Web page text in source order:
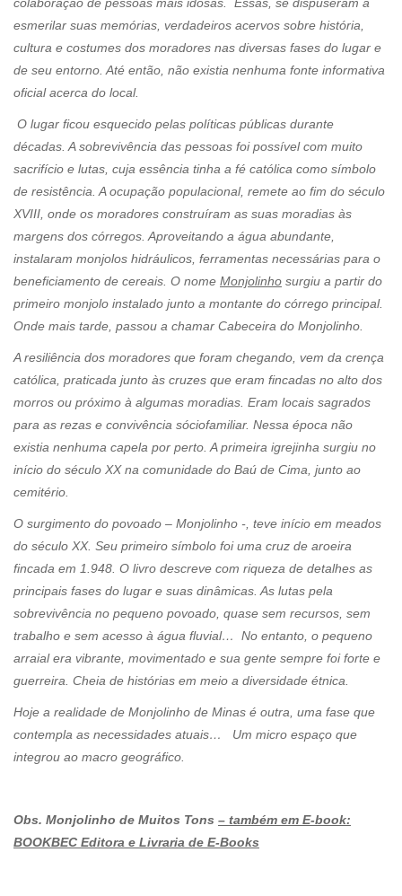
esmerilar suas memórias, verdadeiros acervos sobre história,
cultura e costumes dos moradores nas diversas fases do lugar e
de seu entorno. Até então, não existia nenhuma fonte informativa
oficial acerca do local.
O lugar ficou esquecido pelas políticas públicas durante
décadas. A sobrevivência das pessoas foi possível com muito
sacrifício e lutas, cuja essência tinha a fé católica como símbolo
de resistência. A ocupação populacional, remete ao fim do século
XVIII, onde os moradores construíram as suas moradias às
margens dos córregos. Aproveitando a água abundante,
instalaram monjolos hidráulicos, ferramentas necessárias para o
beneficiamento de cereais. O nome Monjolinho surgiu a partir do
primeiro monjolo instalado junto a montante do córrego principal.
Onde mais tarde, passou a chamar Cabeceira do Monjolinho.
A resiliência dos moradores que foram chegando, vem da crença
católica, praticada junto às cruzes que eram fincadas no alto dos
morros ou próximo à algumas moradias. Eram locais sagrados
para as rezas e convivência sóciofamiliar. Nessa época não
existia nenhuma capela por perto. A primeira igrejinha surgiu no
início do século XX na comunidade do Baú de Cima, junto ao
cemitério.
O surgimento do povoado – Monjolinho -, teve início em meados
do século XX. Seu primeiro símbolo foi uma cruz de aroeira
fincada em 1.948. O livro descreve com riqueza de detalhes as
principais fases do lugar e suas dinâmicas. As lutas pela
sobrevivência no pequeno povoado, quase sem recursos, sem
trabalho e sem acesso à água fluvial… No entanto, o pequeno
arraial era vibrante, movimentado e sua gente sempre foi forte e
guerreira. Cheia de histórias em meio a diversidade étnica.
Hoje a realidade de Monjolinho de Minas é outra, uma fase que
contempla as necessidades atuais… Um micro espaço que
integrou ao macro geográfico.
Obs. Monjolinho de Muitos Tons – também em E-book:
BOOKBEC Editora e Livraria de E-Books